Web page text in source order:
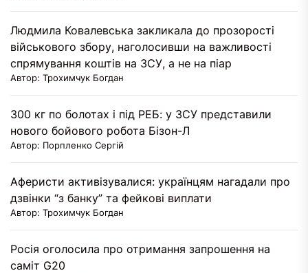
Людмила Ковалевська закликала до прозорості
військового збору, наголосивши на важливості
спрямування коштів на ЗСУ, а не на піар
Автор: Трохимчук Богдан
300 кг по болотах і під РЕБ: у ЗСУ представили
нового бойового робота Бізон-Л
Автор: Порпленко Сергій
Аферисти активізувалися: українцям нагадали про
дзвінки “з банку” та фейкові виплати
Автор: Трохимчук Богдан
Росія оголосила про отримання запрошення на
саміт G20